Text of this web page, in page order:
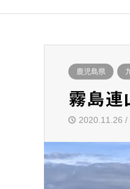
鹿児島県
霧島連
2020.11.26 /